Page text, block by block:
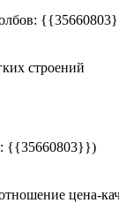
строений
цена-